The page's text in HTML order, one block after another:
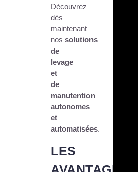
Découvrez
dès
maintenant
nos solutions
de
levage
et
de
manutention
autonomes
et
automatisées.
LES